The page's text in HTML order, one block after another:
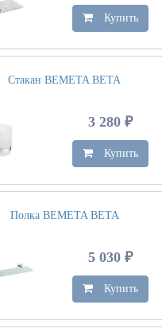
Купить
Стакан BEMETA BETA
3 280 ₽
Купить
Полка BEMETA BETA
5 030 ₽
Купить